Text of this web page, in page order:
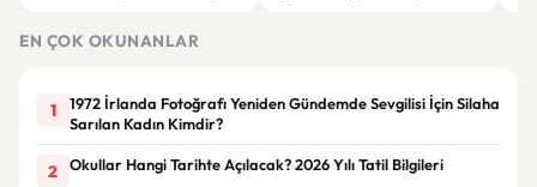
EN ÇOK OKUNANLAR
1
1972 İrlanda Fotoğrafı Yeniden Gündemde Sevgilisi İçin Silaha
Sarılan Kadın Kimdir?
2 Okullar Hangi Tarihte Açılacak? 2026 Yılı Tatil Bilgileri